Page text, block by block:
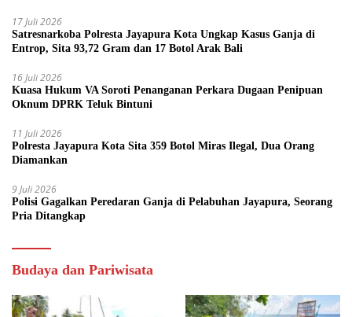
17 Juli 2026
Satresnarkoba Polresta Jayapura Kota Ungkap Kasus Ganja di
Entrop, Sita 93,72 Gram dan 17 Botol Arak Bali
16 Juli 2026
Kuasa Hukum VA Soroti Penanganan Perkara Dugaan Penipuan
Oknum DPRK Teluk Bintuni
11 Juli 2026
Polresta Jayapura Kota Sita 359 Botol Miras Ilegal, Dua Orang
Diamankan
9 Juli 2026
Polisi Gagalkan Peredaran Ganja di Pelabuhan Jayapura, Seorang
Pria Ditangkap
Budaya dan Pariwisata